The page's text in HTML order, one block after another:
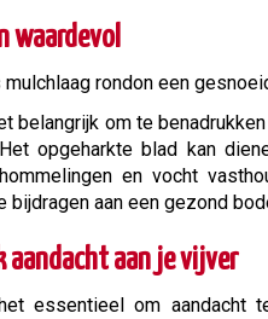
waardevol
belangrijk om te
opgeharkte blad kan
en vocht
bijdragen aan een gezond
aandacht aan je vijver
essentieel om